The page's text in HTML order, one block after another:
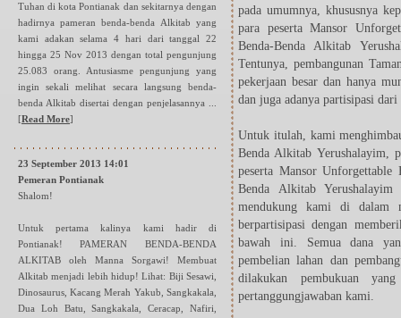
Tuhan di kota Pontianak dan sekitarnya dengan
hadirnya pameran benda-benda Alkitab yang
kami adakan selama 4 hari dari tanggal 22
hingga 25 Nov 2013 dengan total pengunjung
25.083 orang. Antusiasme pengunjung yang
ingin sekali melihat secara langsung benda-
benda Alkitab disertai dengan penjelasannya ...
[Read More]
23 September 2013 14:01
Pemeran Pontianak
Shalom!
Untuk pertama kalinya kami hadir di
Pontianak! PAMERAN BENDA-BENDA
ALKITAB oleh Manna Sorgawi! Membuat
Alkitab menjadi lebih hidup! Lihat: Biji Sesawi,
Dinosaurus, Kacang Merah Yakub, Sangkakala,
Dua Loh Batu, Sangkakala, Ceracap, Nafiri,
pada umumnya, khususnya
para peserta Mansor
Benda-Benda Alkitab
Tentunya, pembangunan
pekerjaan besar dan hanya
dan juga adanya partisipasi
Untuk itulah, kami
Benda Alkitab Yerushalayim,
peserta Mansor
Benda Alkitab
mendukung kami di dalam
berpartisipasi dengan
bawah ini. Semua dana
pembelian lahan dan
dilakukan pembukuan
pertanggungjawaban kami.